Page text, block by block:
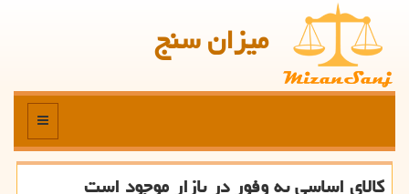
میزان سنج
منو
کالای اساسی به وفور در بازار موجود است